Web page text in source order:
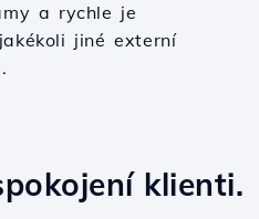
a rychle je
jiné externí
klienti.